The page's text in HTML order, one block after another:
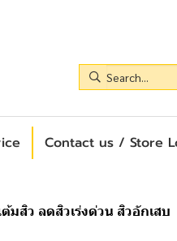
Contact us / Store
สิว ลดสิวเร่งด่วน สิวอักเสบ